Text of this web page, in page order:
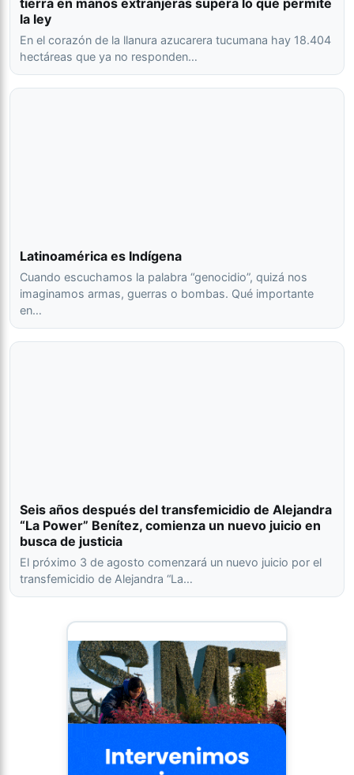
la ley
En el corazón de la llanura azucarera tucumana hay 18.404
hectáreas que ya no responden…
Latinoamérica es Indígena
Cuando escuchamos la palabra “genocidio”, quizá nos
imaginamos armas, guerras o bombas. Qué importante
en…
Seis años después del transfemicidio de Alejandra
“La Power” Benítez, comienza un nuevo juicio en
busca de justicia
El próximo 3 de agosto comenzará un nuevo juicio por el
transfemicidio de Alejandra “La…